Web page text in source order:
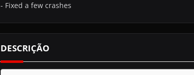
- Fixed a few crashes
DESCRIÇÃO